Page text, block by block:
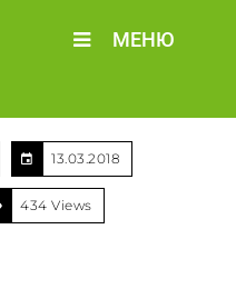
МЕНЮ
13.03.2018
434 Views